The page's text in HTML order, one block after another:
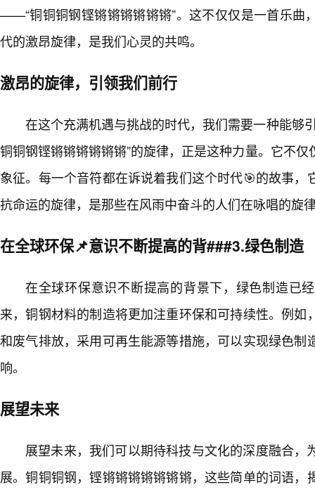
——“铜铜铜钢铿锵锵锵锵锵锵”。这不仅仅是一首乐曲
代的激昂旋律，是我们心灵的共鸣。
激昂的旋律，引领我们前行
在这个充满机遇与挑战的时代，我们需要一种能够
铜铜钢铿锵锵锵锵锵锵”的旋律，正是这种力量。它不
象征。每一个音符都在诉说着我们这个时代🎯的故事，
抗命运的旋律，是那些在风雨中奋斗的人们在咏唱的旋
在全球环保📌意识不断提高的背###3.绿色制造
在全球环保意识不断提高的背景下，绿色制造已
来，铜钢材料的制造将更加注重环保和可持续性。例如
和废气排放，采用可再生能源等措施，可以实现绿色制
响。
展望未来
展望未来，我们可以期待科技与文化的深度融合，
展。铜铜铜钢，铿锵锵锵锵锵锵锵，这些简单的词语，